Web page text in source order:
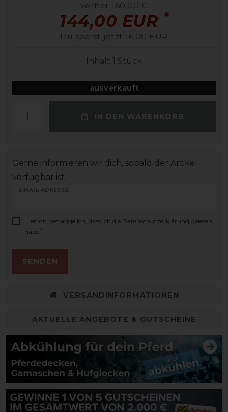
vorher 160,00 €
144,00 EUR *
Du sparst jetzt 16,00 EUR
Inhalt 1 Stück
ausverkauft
IN DEN WARENKORB
Gerne informieren wir dich, sobald der Artikel
verfügbar ist.
E-MAIL-ADRESSE
Hiermit bestätige ich, dass ich die Daten­schutz­erklärung gelesen
habe. *
SENDEN
VERSANDINFORMATIONEN
AKTUELLE ANGEBOTE & GUTSCHEINE